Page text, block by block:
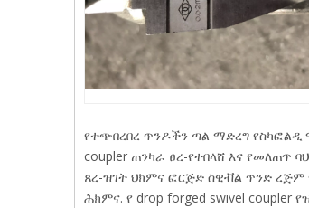
የተጭበረበረ ጥንዶችን ጣል ማድረግ የስካፎልዲ
coupler ጠንካራ ፀረ-የተበላሸ እና
ጸረ-ዝገት ህክምና ፎርጅድ ስዊቭል ጥንድ ረጅም
ሕክምና. የ drop forged swivel